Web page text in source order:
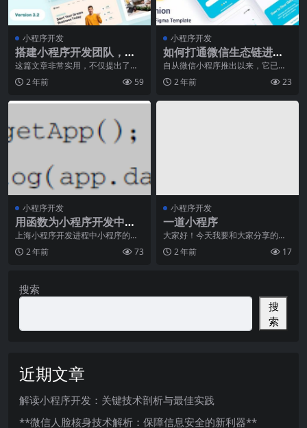
小程序开发
搭建小程序开发团队，如
何提高研发能力
这篇文章非常实用，不仅提出了搭
建小程序开发团队的重要性，更详
细的介绍了如何提高小
2 年前 59
小程序开发
如何打通微信生态链进行
小程序数据分析？
自从微信小程序推出以来，它已经
成为许多企业营销的重要方式。小
程序提供了许多便利和
2 年前 23
小程序开发
用函数为小程序开发中理
顺逻辑思维
上海小程序开发进程中小程序的逻
辑层文件分成项目逻辑文件和页面
逻辑文件。文中先叙述
2 年前 73
小程序开发
一道小程序
大家好！今天我要和大家分享的是
一道非常有趣的小程序。这个小程
序是我非常近在学习编
2 年前 17
搜索
搜
索
近期文章
解读小程序开发：关键技术剖析与最佳实践
**微信人脸核身技术解析：保障信息安全的新利器**